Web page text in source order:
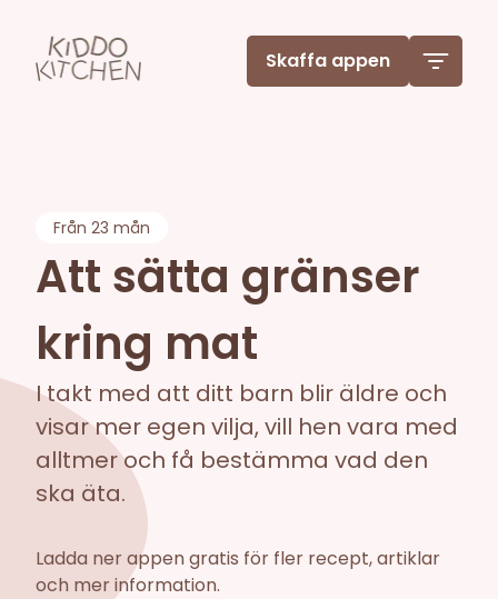
Skaffa appen
Från 23 mån
Att sätta gränser
kring mat
I takt med att ditt barn blir äldre och
visar mer egen vilja, vill hen vara med
alltmer och få bestämma vad den
ska äta.
Ladda ner appen gratis för fler recept, artiklar
och mer information.